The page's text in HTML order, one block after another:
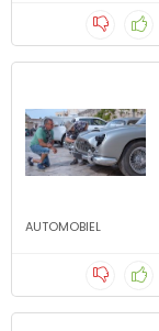
AUTOMOBIEL